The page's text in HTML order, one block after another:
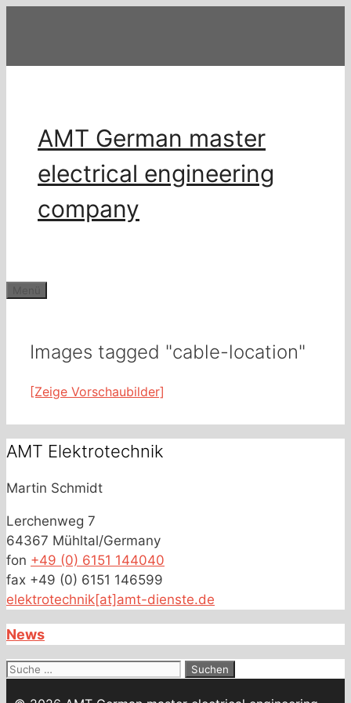
AMT German master
electrical engineering
company
Images tagged "cable-location"
[Zeige Vorschaubilder]
AMT Elektrotechnik
Martin Schmidt
Lerchenweg 7
64367 Mühltal/Germany
fon +49 (0) 6151 144040
fax +49 (0) 6151 146599
elektrotechnik[at]amt-dienste.de
News
Suche